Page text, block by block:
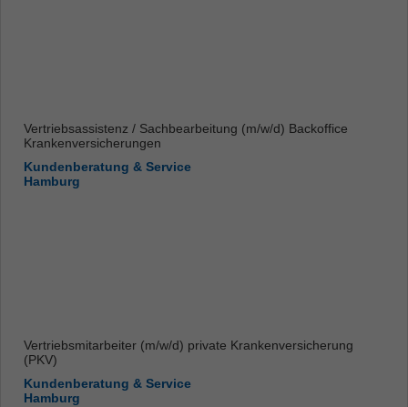
Vertriebsassistenz / Sachbearbeitung (m/w/d) Backoffice
Krankenversicherungen
Kundenberatung & Service
Hamburg
Vertriebsmitarbeiter (m/w/d) private Krankenversicherung
(PKV)
Kundenberatung & Service
Hamburg